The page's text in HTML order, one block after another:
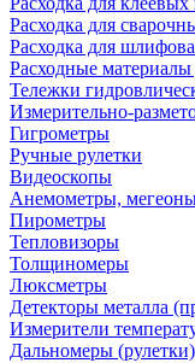
Расходка для
Расходка для
Расходные
Тележки
Измерительно-
Гигрометры
Ручные рулетки
Видеоскопы
Анемометры,
Пирометры
Тепловизоры
Толщиномеры
Люксметры
Детекторы металла
Измерители
Дальномеры (рулетки)